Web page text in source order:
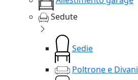
Sedute
Sedie
Poltrone e Divani